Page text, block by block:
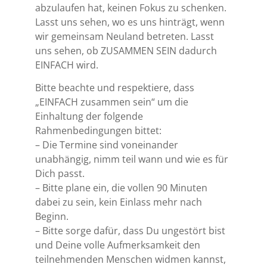
abzulaufen hat, keinen Fokus zu schenken.
Lasst uns sehen, wo es uns hinträgt, wenn
wir gemeinsam Neuland betreten. Lasst
uns sehen, ob ZUSAMMEN SEIN dadurch
EINFACH wird.
Bitte beachte und respektiere, dass
„EINFACH zusammen sein“ um die
Einhaltung der folgende
Rahmenbedingungen bittet:
– Die Termine sind voneinander
unabhängig, nimm teil wann und wie es für
Dich passt.
– Bitte plane ein, die vollen 90 Minuten
dabei zu sein, kein Einlass mehr nach
Beginn.
– Bitte sorge dafür, dass Du ungestört bist
und Deine volle Aufmerksamkeit den
teilnehmenden Menschen widmen kannst,